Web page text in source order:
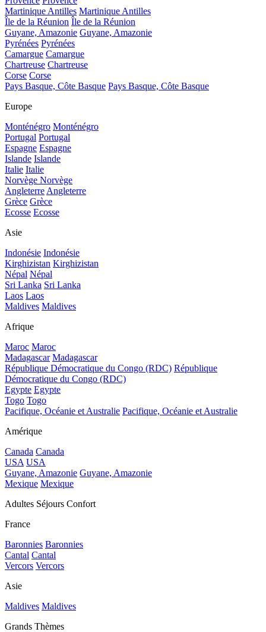
Martinique Antilles Martinique Antilles
Île de la Réunion Île de la Réunion
Guyane, Amazonie Guyane, Amazonie
Pyrénées Pyrénées
Camargue Camargue
Chartreuse Chartreuse
Corse Corse
Pays Basque, Côte Basque Pays Basque, Côte Basque
Europe
Monténégro Monténégro
Portugal Portugal
Espagne Espagne
Islande Islande
Italie Italie
Norvège Norvège
Angleterre Angleterre
Grèce Grèce
Ecosse Ecosse
Asie
Indonésie Indonésie
Kirghizistan Kirghizistan
Népal Népal
Sri Lanka Sri Lanka
Laos Laos
Maldives Maldives
Afrique
Maroc Maroc
Madagascar Madagascar
République Démocratique du Congo (RDC) République
Démocratique du Congo (RDC)
Egypte Egypte
Togo Togo
Pacifique, Océanie et Australie Pacifique, Océanie et Australie
Amérique
Canada Canada
USA USA
Guyane, Amazonie Guyane, Amazonie
Mexique Mexique
Adultes Séjours Confort
France
Baronnies Baronnies
Cantal Cantal
Vercors Vercors
Asie
Maldives Maldives
Grands Thèmes